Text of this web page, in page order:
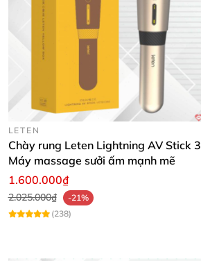
LETEN
Chày rung Leten Lightning AV Stick 3
Máy massage sưởi ấm mạnh mẽ
1.600.000₫
2.025.000₫
-21%
(238)